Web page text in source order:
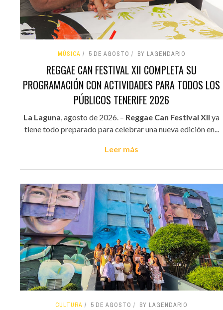
MÚSICA 5 DE AGOSTO BY LAGENDARIO
REGGAE CAN FESTIVAL XII COMPLETA SU
PROGRAMACIÓN CON ACTIVIDADES PARA TODOS LOS
PÚBLICOS TENERIFE 2026
La Laguna, agosto de 2026. – Reggae Can Festival XII ya
tiene todo preparado para celebrar una nueva edición en...
Leer más
CULTURA 5 DE AGOSTO BY LAGENDARIO